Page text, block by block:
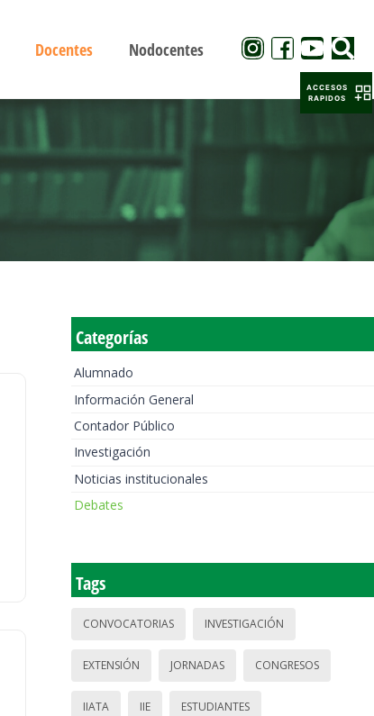
Docentes Nodocentes
Categorías
Alumnado
Información General
Contador Público
Investigación
Noticias institucionales
Debates
Tags
CONVOCATORIAS INVESTIGACIÓN
EXTENSIÓN JORNADAS CONGRESOS
IIATA IIE ESTUDIANTES
ACCESOS
RAPIDOS